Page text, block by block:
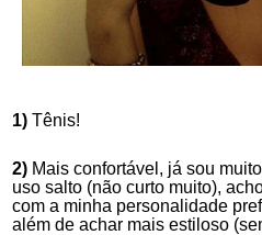
1) Tênis!
2) Mais confortável, já sou
uso salto (não curto muito),
com a minha personalidade
além de achar mais estiloso